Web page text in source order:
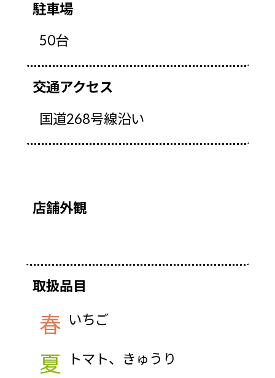
駐車場
50台
交通アクセス
国道268号線沿い
店舗外観
取扱品目
春 いちご
夏 トマト、きゅうり